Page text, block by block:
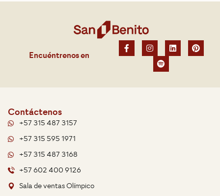
Encuéntrenos en
Contáctenos
+57 315 487 3157
+57 315 595 1971
+57 315 487 3168
+57 602 400 9126
Sala de ventas Olímpico